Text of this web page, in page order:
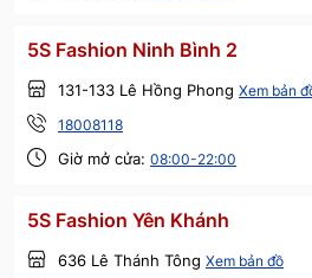
5S Fashion Ninh Bình 2
131-133 Lê Hồng Phong Xem bản
18008118
Giờ mở cửa: 08:00-22:00
5S Fashion Yên Khánh
636 Lê Thánh Tông Xem bản đồ